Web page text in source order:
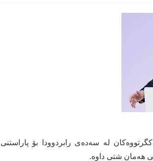
لە سەدەی رابردوودا بۆ پاراستنی
هەمان شتی داوە.